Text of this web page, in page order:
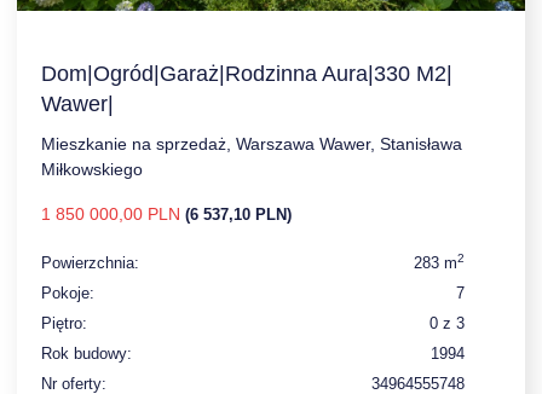
Dom|Ogród|Garaż|Rodzinna Aura|330 M2|
Wawer|
Mieszkanie na sprzedaż, Warszawa Wawer, Stanisława
Miłkowskiego
1 850 000,00 PLN (6 537,10 PLN)
Powierzchnia: 283 m2
Pokoje:
7
Piętro:
0 z 3
Rok budowy:
1994
Nr oferty:
34964555748